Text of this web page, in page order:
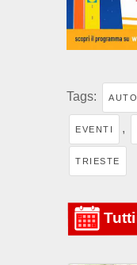
Tags: AUTO
EVENTI ,
TRIESTE